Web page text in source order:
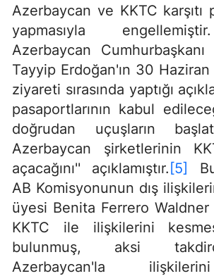
Azerbaycan ve KKTC karşıtı
yapmasıyla
Azerbaycan
Tayyip Erdoğan'ın 30
ziyareti sırasında yaptığı
pasaportlarının kabul
doğrudan uçuşların
Azerbaycan şirketlerinin
açacağını'' açıklamıştır. [5]
AB Komisyonunun dış
üyesi Benita Ferrero Waldner
KKTC ile ilişkilerini
bulunmuş, aksi
Azerbaycan'la